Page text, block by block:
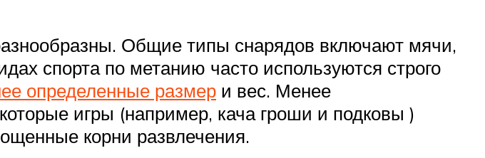
Общие типы снарядов включают мячи,
спорта по метанию часто используются строго
определенные размер и вес. Менее
игры (например, кача гроши и подковы )
корни развлечения.